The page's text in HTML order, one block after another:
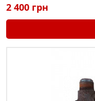
2 400 грн